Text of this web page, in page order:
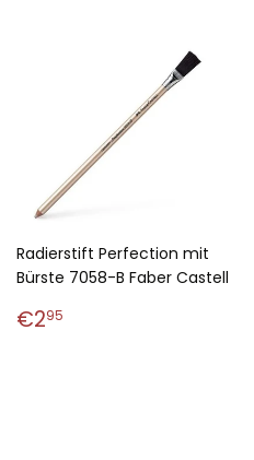
Radierstift Perfection mit
Bürste 7058-B Faber Castell
Normaler
€295